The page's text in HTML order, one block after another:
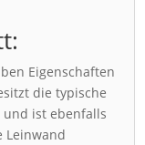
Eigenschaften
die typische
ist ebenfalls
Leinwand